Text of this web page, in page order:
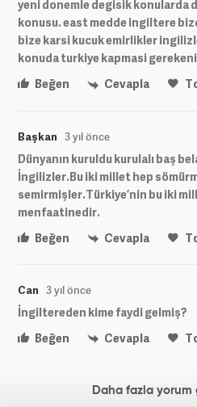
yeni donemle degisik
konusu. east medde ingiltere
bize karsi kucuk emirlikler
konuda turkiye kapmasi
Beğen
Cevapla
Başkan 3 yıl önce
Dünyanın kuruldu kurulalı baş
İngilizler.Bu iki millet hep
semirmişler.Türkiye’nin bu iki
menfaatinedir.
Beğen
Cevapla
Can 3 yıl önce
İngiltereden kime faydi gelmiş?
Beğen
Cevapla
Daha fazla